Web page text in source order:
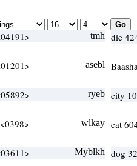
tmh die
asebl
ryeb city
<0398> wlkay eat
Myblkh dog